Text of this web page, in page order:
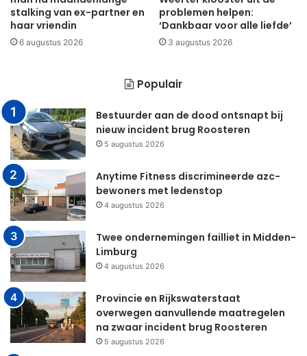
stalking van ex-partner en
haar vriendin
6 augustus 2026
problemen helpen:
‘Dankbaar voor alle liefde’
3 augustus 2026
Populair
Bestuurder aan de dood ontsnapt bij
nieuw incident brug Roosteren
5 augustus 2026
Anytime Fitness discrimineerde azc-
bewoners met ledenstop
4 augustus 2026
Twee ondernemingen failliet in Midden-
Limburg
4 augustus 2026
Provincie en Rijkswaterstaat
overwegen aanvullende maatregelen
na zwaar incident brug Roosteren
5 augustus 2026